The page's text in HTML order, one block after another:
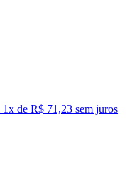
1x de R$ 71,23 sem juros